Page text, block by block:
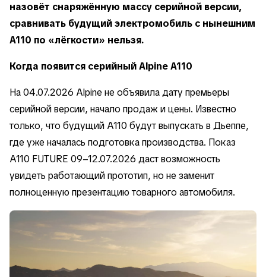
назовёт снаряжённую массу серийной версии,
сравнивать будущий электромобиль с нынешним
A110 по «лёгкости» нельзя.
Когда появится серийный Alpine A110
На 04.07.2026 Alpine не объявила дату премьеры
серийной версии, начало продаж и цены. Известно
только, что будущий A110 будут выпускать в Дьеппе,
где уже началась подготовка производства. Показ
A110 FUTURE 09–12.07.2026 даст возможность
увидеть работающий прототип, но не заменит
полноценную презентацию товарного автомобиля.